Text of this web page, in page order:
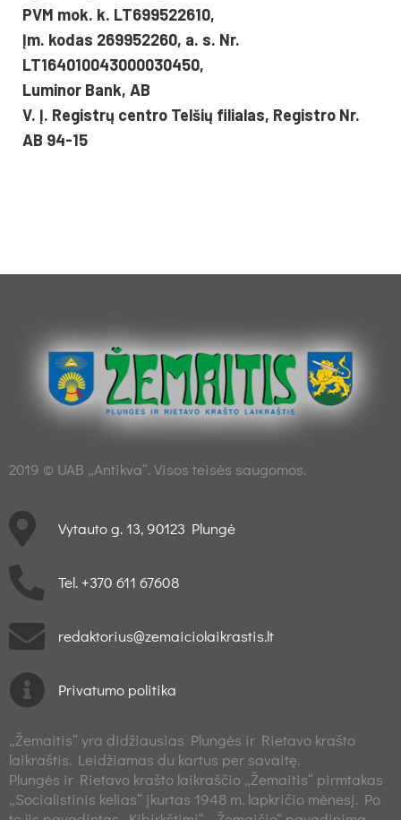
PVM mok. k. LT699522610,
Įm. kodas 269952260, a. s. Nr.
LT164010043000030450,
Luminor Bank, AB
V. Į. Registrų centro Telšių filialas, Registro Nr.
AB 94-15
2019 © UAB „Antikva“. Visos teisės saugomos.
Vytauto g. 13, 90123 Plungė
Tel. +370 611 67608
redaktorius@zemaiciolaikrastis.lt
Privatumo politika
„Žemaitis“ yra didžiausias Plungės ir Rietavo krašto
laikraštis. Leidžiamas du kartus per savaitę.
Plungės ir Rietavo krašto laikraščio „Žemaitis“ pirmtakas
„Socialistinis kelias“ įkurtas 1948 m. lapkričio mėnesį. Po